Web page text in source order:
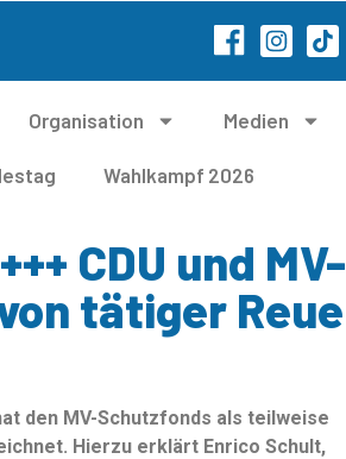
Organisation Medien
Wahlkampf 2026
CDU und MV-
tätiger Reue
den MV-Schutzfonds als teilweise
Hierzu erklärt Enrico Schult,